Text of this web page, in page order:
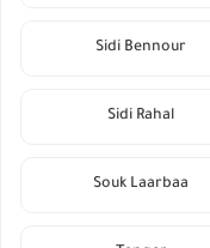
Sidi Bennour
Sidi Rahal
Souk Laarbaa